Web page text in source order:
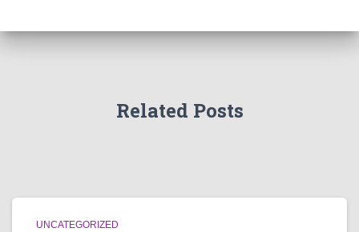
Related Posts
UNCATEGORIZED